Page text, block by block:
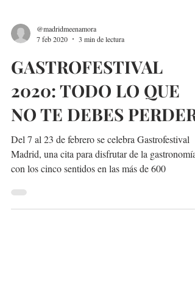
7 feb 2020
3 min de lectura
GASTROFESTIVAL
2020: TODO LO QUE
NO TE DEBES PERDER
Del 7 al 23 de febrero se celebra Gastrofestival
con los cinco sentidos en las más de 600